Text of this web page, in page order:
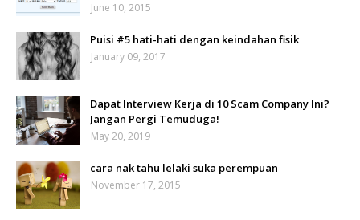
June 10, 2015
Puisi #5 hati-hati dengan keindahan fisik
January 09, 2017
Dapat Interview Kerja di 10 Scam Company Ini?
Jangan Pergi Temuduga!
May 20, 2019
cara nak tahu lelaki suka perempuan
November 17, 2015